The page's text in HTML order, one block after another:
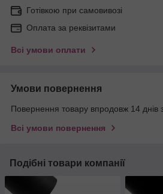
Готівкою при самовивозі
Оплата за реквізитами
Всі умови оплати
Умови повернення
Повернення товару впродовж 14 днів
Всі умови повернення
Подібні товари компанії